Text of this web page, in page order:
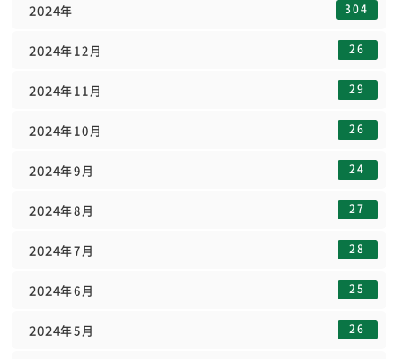
2024年 304
2024年12月 26
2024年11月 29
2024年10月 26
2024年9月 24
2024年8月 27
2024年7月 28
2024年6月 25
2024年5月 26